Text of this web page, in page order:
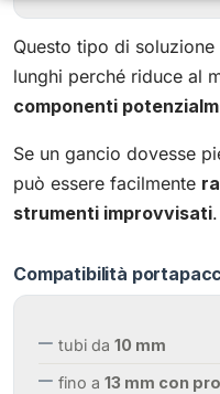
Questo tipo di
lunghi perché riduce al
componenti
Se un gancio dovesse
può essere facilmente
strumenti improvvisati.
Compatibilità
tubi da 10 mm
fino a 13 mm con